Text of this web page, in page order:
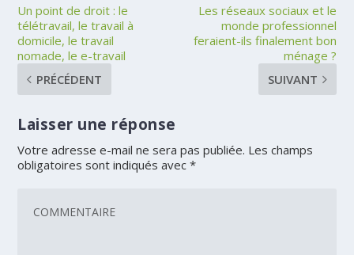
Un point de droit : le
télétravail, le travail à
domicile, le travail
nomade, le e-travail
PRÉCÉDENT
Les réseaux sociaux et le
monde professionnel
feraient-ils finalement bon
ménage ?
SUIVANT
Laisser une réponse
Votre adresse e-mail ne sera pas publiée. Les champs
obligatoires sont indiqués avec*